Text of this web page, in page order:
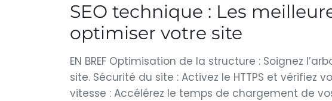
SEO technique : Les
optimiser votre site
EN BREF Optimisation de la structure : Soignez
site. Sécurité du site : Activez le HTTPS et vérifiez
vitesse : Accélérez le temps de chargement de